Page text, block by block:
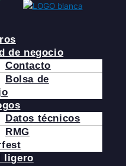
de negocio
Contacto
Bolsa de
Datos técnicos
RMG
ligero